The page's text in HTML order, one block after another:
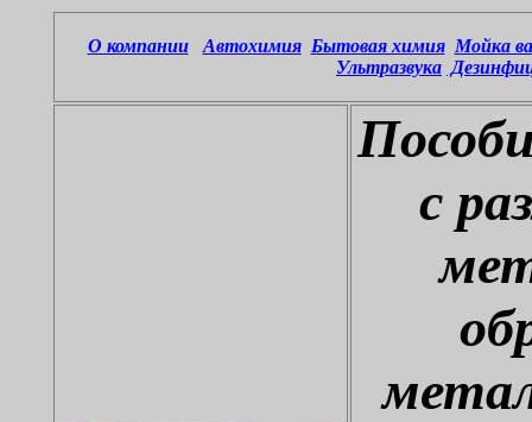
О компании Автохимия Бытовая химия Мойка
Ультразвука
с